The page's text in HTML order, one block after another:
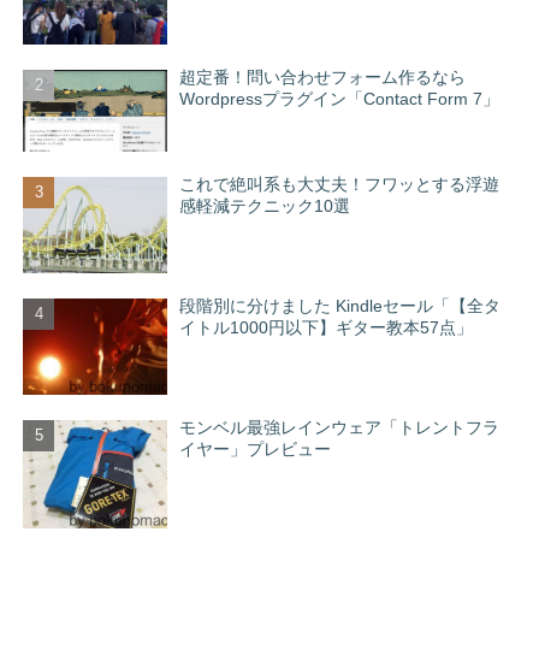
超定番！問い合わせフォーム作るなら
Wordpressプラグイン「Contact Form 7」
これで絶叫系も大丈夫！フワッとする浮遊
感軽減テクニック10選
段階別に分けました Kindleセール「【全タ
イトル1000円以下】ギター教本57点」
モンベル最強レインウェア「トレントフラ
イヤー」プレビュー